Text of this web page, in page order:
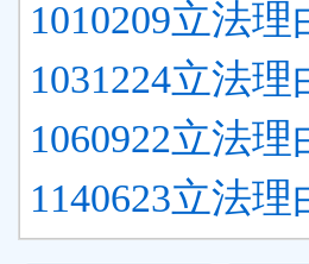
1010209立法理
1031224立法理
1060922立法理
1140623立法理